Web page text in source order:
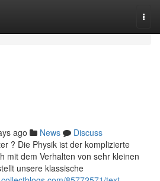
ago News
Discuss
? Die Physik ist der komplizierte
mit dem Verhalten von sehr kleinen
unsere klassische